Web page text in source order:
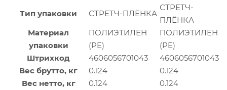
Тип упаковки СТРЕТЧ-ПЛЁНКА
СТРЕТЧ-
ПЛЁНКА
Материал
упаковки
ПОЛИЭТИЛЕН
(PE)
ПОЛИЭТИЛЕН
(PE)
Штрихкод
4606056701043
4606056701043
Вес брутто, кг
0.124
0.124
Вес нетто, кг
0.124
0.124